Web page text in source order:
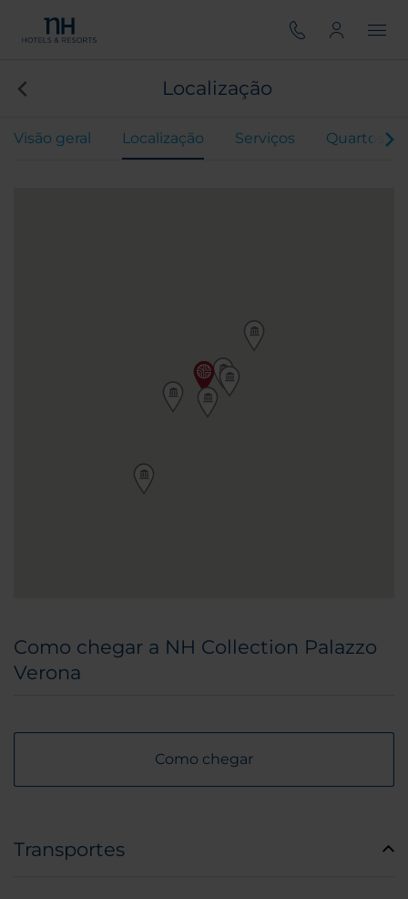
Localização
Visão geral Localização Serviços Quartos
Como chegar a NH Collection Palazzo
Verona
Como chegar
Transportes